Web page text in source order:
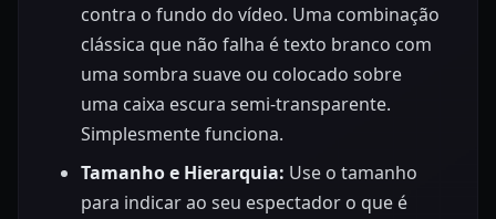
contra o fundo do vídeo. Uma combinação
clássica que não falha é texto branco com
uma sombra suave ou colocado sobre
uma caixa escura semi-transparente.
Simplesmente funciona.
Tamanho e Hierarquia: Use o tamanho
para indicar ao seu espectador o que é